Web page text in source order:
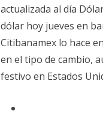
actualizada al día
dólar hoy jueves en
Citibanamex lo hace
en el tipo de cambio,
festivo en Estados